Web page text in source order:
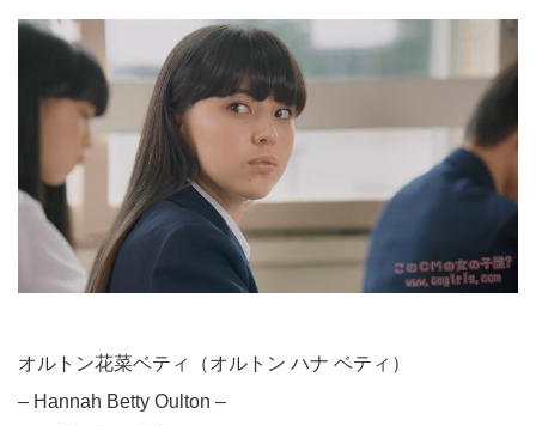
オルトン花菜ベティ（オルトン ハナ ベティ）
– Hannah Betty Oulton –